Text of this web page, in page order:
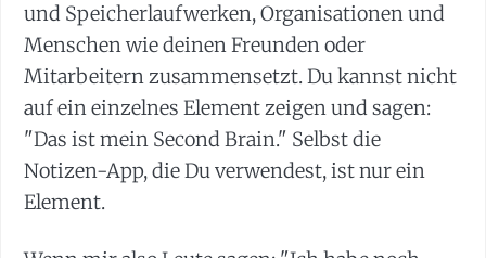
und Speicherlaufwerken, Organisationen und
Menschen wie deinen Freunden oder
Mitarbeitern zusammensetzt. Du kannst nicht
auf ein einzelnes Element zeigen und sagen:
"Das ist mein Second Brain." Selbst die
Notizen-App, die Du verwendest, ist nur ein
Element.